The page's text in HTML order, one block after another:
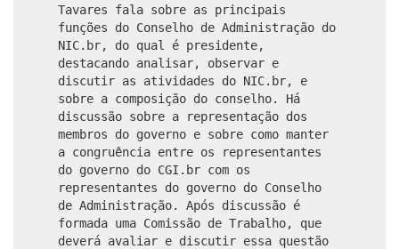
Tavares fala sobre as principais
funções do Conselho de Administração do
NIC.br, do qual é presidente,
destacando analisar, observar e
discutir as atividades do NIC.br, e
sobre a composição do conselho. Há
discussão sobre a representação dos
membros do governo e sobre como manter
a congruência entre os representantes
do governo do CGI.br com os
representantes do governo do Conselho
de Administração. Após discussão é
formada uma Comissão de Trabalho, que
deverá avaliar e discutir essa questão